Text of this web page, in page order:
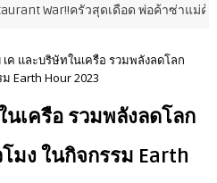
วสุดเดือด พ่อค้าซ่าแม่ค้าแซ่บ..สติหลุด
เค และบริษัทในเครือ รวมพลังลดโลก
Earth Hour 2023
นเครือ รวมพลังลดโลก
มง ในกิจกรรม Earth